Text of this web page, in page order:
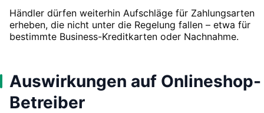
Händler dürfen weiterhin Aufschläge für Zahlungsarten
erheben, die nicht unter die Regelung fallen – etwa für
bestimmte Business-Kreditkarten oder Nachnahme.
Auswirkungen auf Onlineshop-
Betreiber